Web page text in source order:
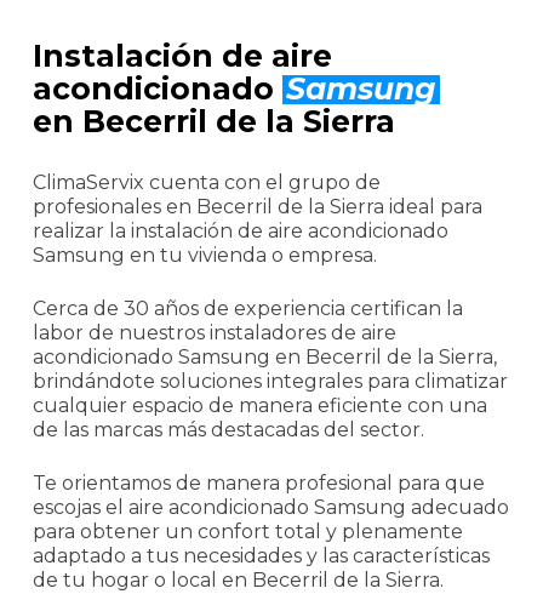
Instalación de aire
acondicionado Samsung
en Becerril de la Sierra
ClimaServix cuenta con el grupo de
profesionales en Becerril de la Sierra ideal para
realizar la instalación de aire acondicionado
Samsung en tu vivienda o empresa.
Cerca de 30 años de experiencia certifican la
labor de nuestros instaladores de aire
acondicionado Samsung en Becerril de la Sierra,
brindándote soluciones integrales para climatizar
cualquier espacio de manera eficiente con una
de las marcas más destacadas del sector.
Te orientamos de manera profesional para que
escojas el aire acondicionado Samsung adecuado
para obtener un confort total y plenamente
adaptado a tus necesidades y las características
de tu hogar o local en Becerril de la Sierra.